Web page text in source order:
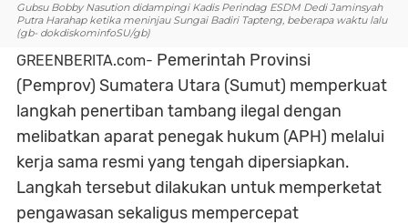
Gubsu Bobby Nasution didampingi Kadis Perindag ESDM Dedi Jaminsyah
Putra Harahap ketika meninjau Sungai Badiri Tapteng, beberapa waktu lalu
(gb- dokdiskominfoSU/gb)
GREENBERITA.com- Pemerintah Provinsi
(Pemprov) Sumatera Utara (Sumut) memperkuat
langkah penertiban tambang ilegal dengan
melibatkan aparat penegak hukum (APH) melalui
kerja sama resmi yang tengah dipersiapkan.
Langkah tersebut dilakukan untuk memperketat
pengawasan sekaligus mempercepat